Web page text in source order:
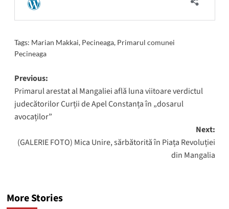
Tags: Marian Makkai, Pecineaga, Primarul comunei
Pecineaga
Post
navigation
Previous:
Primarul arestat al Mangaliei află luna viitoare verdictul
judecătorilor Curții de Apel Constanța în „dosarul
avocaților”
Next:
(GALERIE FOTO) Mica Unire, sărbătorită în Piața Revoluției
din Mangalia
More Stories